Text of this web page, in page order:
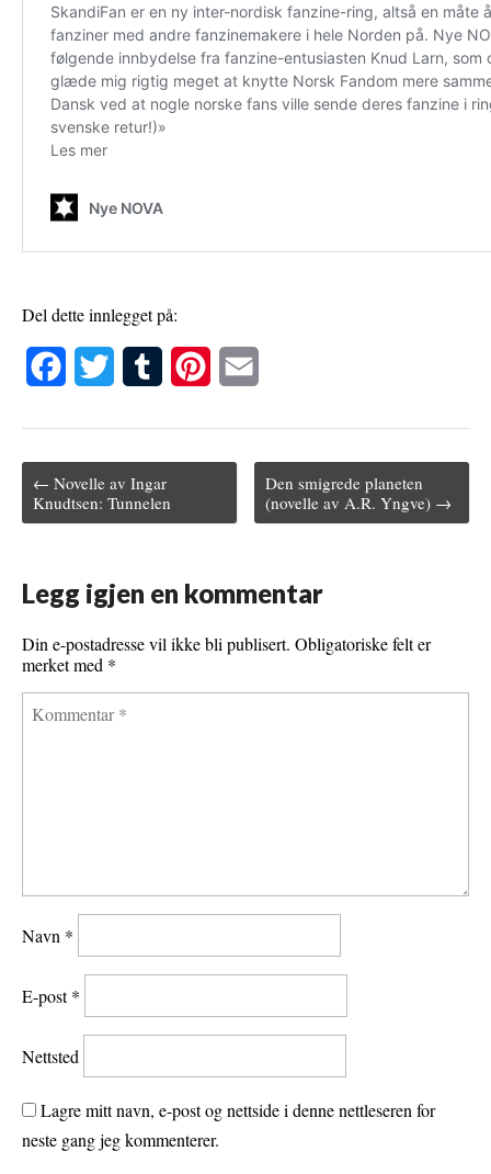
Del dette innlegget på:
e
b
o
k
t
t
r
b
l
e
e
s
l
Post navigation
← Novelle av Ingar
Knudtsen: Tunnelen
Den smigrede planeten
(novelle av A.R. Yngve) →
Legg igjen en kommentar
Din e-postadresse vil ikke bli publisert. Obligatoriske felt er
merket med *
Navn *
E-post*
Nettsted
Lagre mitt navn, e-post og nettside i denne nettleseren for
neste gang jeg kommenterer.